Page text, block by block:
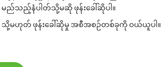
မည်သည့်နံပါတ်သို့မဆို ဖုန်းခေါ်ဆိုပါ။
း သို့မဟုတ် ဖုန်းခေါ်ဆိုမှု အစီအစဉ်တစ်ခုကို ဝယ်ယူပါ။